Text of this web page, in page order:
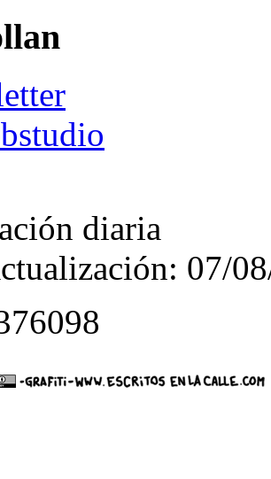
diaria
07/